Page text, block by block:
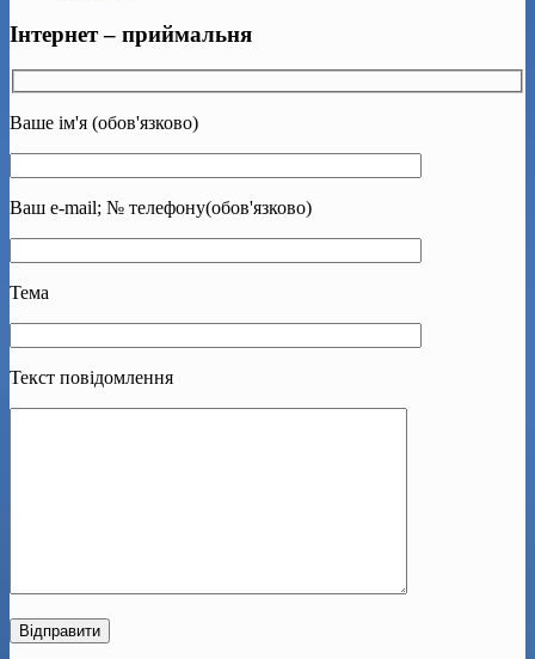
Інтернет – приймальня
Ваше ім'я (обов'язково)
Ваш e-mail; № телефону(обов'язково)
Тема
Текст повідомлення